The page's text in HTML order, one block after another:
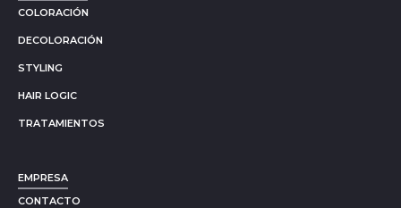
COLORACIÓN
DECOLORACIÓN
STYLING
HAIR LOGIC
TRATAMIENTOS
EMPRESA
CONTACTO